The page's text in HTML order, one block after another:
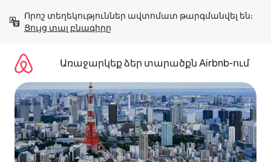
բովանդակությանը
Ցույց տալ բնագիրը
Առաջարկեք ձեր տարածքն Airbnb-ում